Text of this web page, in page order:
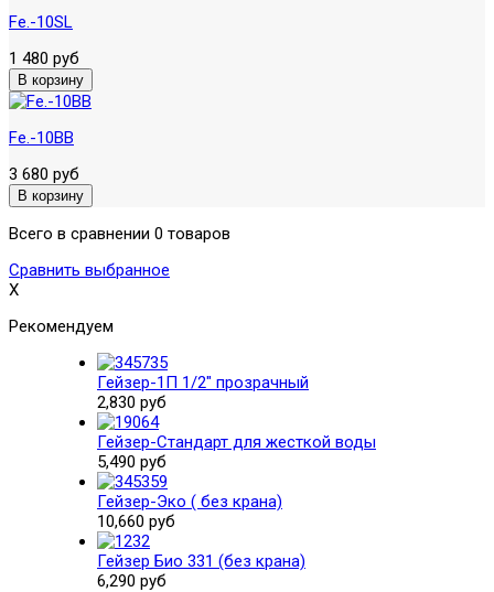
Fe.-10SL
1 480 руб
Fe.-10BB
3 680 руб
Всего в сравнении 0 товаров
Сравнить выбранное
X
Рекомендуем
Гейзер-1П 1/2" прозрачный
2,830 руб
Гейзер-Стандарт для жесткой воды
5,490 руб
Гейзер-Эко ( без крана)
10,660 руб
Гейзер Био 331 (без крана)
6,290 руб